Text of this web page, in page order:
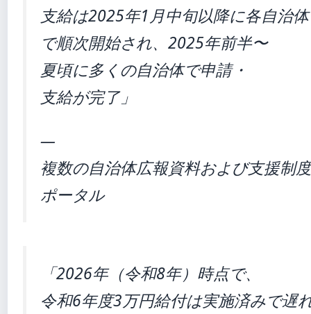
支給は2025年1月中旬以降に各自治体
で順次開始され、2025年前半〜
夏頃に多くの自治体で申請・
支給が完了」
—
複数の自治体広報資料および支援制度
ポータル
「2026年（令和8年）時点で、
令和6年度3万円給付は実施済みで遅